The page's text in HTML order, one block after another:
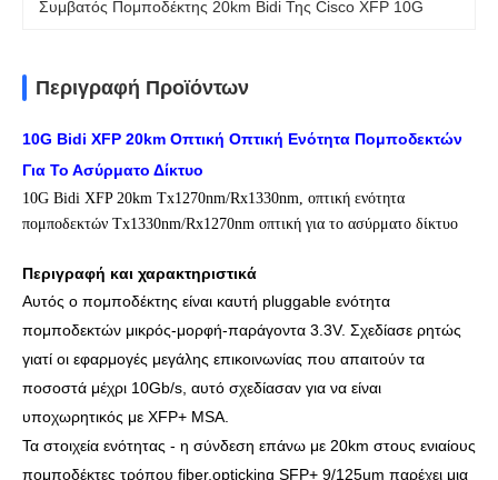
Συμβατός Πομποδέκτης 20km Bidi Της Cisco XFP 10G
Περιγραφή Προϊόντων
10G Bidi XFP 20km Οπτική Οπτική Ενότητα Πομποδεκτών
Για Το Ασύρματο Δίκτυο
10G Bidi XFP 20km Tx1270nm/Rx1330nm, οπτική ενότητα
πομποδεκτών Tx1330nm/Rx1270nm οπτική για το ασύρματο δίκτυο
Περιγραφή και χαρακτηριστικά
Αυτός ο πομποδέκτης είναι καυτή pluggable ενότητα
πομποδεκτών μικρός-μορφή-παράγοντα 3.3V. Σχεδίασε ρητώς
γιατί οι εφαρμογές μεγάλης επικοινωνίας που απαιτούν τα
ποσοστά μέχρι 10Gb/s, αυτό σχεδίασαν για να είναι
υποχωρητικός με XFP+ MSA.
Τα στοιχεία ενότητας - η σύνδεση επάνω με 20km στους ενιαίους
πομποδέκτες τρόπου fiber.opticking SFP+ 9/125um παρέχει μια